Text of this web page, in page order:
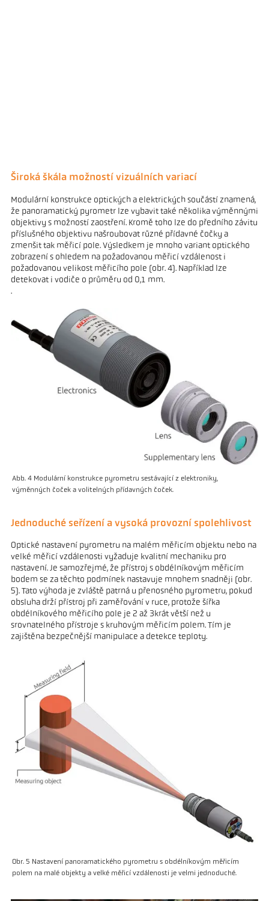
Široká škála možností vizuálních variací
Modulární konstrukce optických a elektrických součástí znamená,
že panoramatický pyrometr lze vybavit také několika výměnnými
objektivy s možností zaostření. Kromě toho lze do předního závitu
příslušného objektivu našroubovat různé přídavné čočky a
zmenšit tak měřicí pole. Výsledkem je mnoho variant optického
zobrazení s ohledem na požadovanou měřicí vzdálenost i
požadovanou velikost měřicího pole (obr. 4). Například lze
detekovat i vodiče o průměru od 0,1 mm.
.
Abb. 4 Modulární konstrukce pyrometru sestávající z elektroniky,
výměnných čoček a volitelných přídavných čoček.
Jednoduché seřízení a vysoká provozní spolehlivost
Optické nastavení pyrometru na malém měřicím objektu nebo na
velké měřicí vzdálenosti vyžaduje kvalitní mechaniku pro
nastavení. Je samozřejmé, že přístroj s obdélníkovým měřicím
bodem se za těchto podmínek nastavuje mnohem snadněji (obr.
5). Tato výhoda je zvláště patrná u přenosného pyrometru, pokud
obsluha drží přístroj při zaměřování v ruce, protože šířka
obdélníkového měřicího pole je 2 až 3krát větší než u
srovnatelného přístroje s kruhovým měřicím polem. Tím je
zajištěna bezpečnější manipulace a detekce teploty.
Obr. 5 Nastavení panoramatického pyrometru s obdélníkovým měřicím
polem na malé objekty a velké měřicí vzdálenosti je velmi jednoduché.